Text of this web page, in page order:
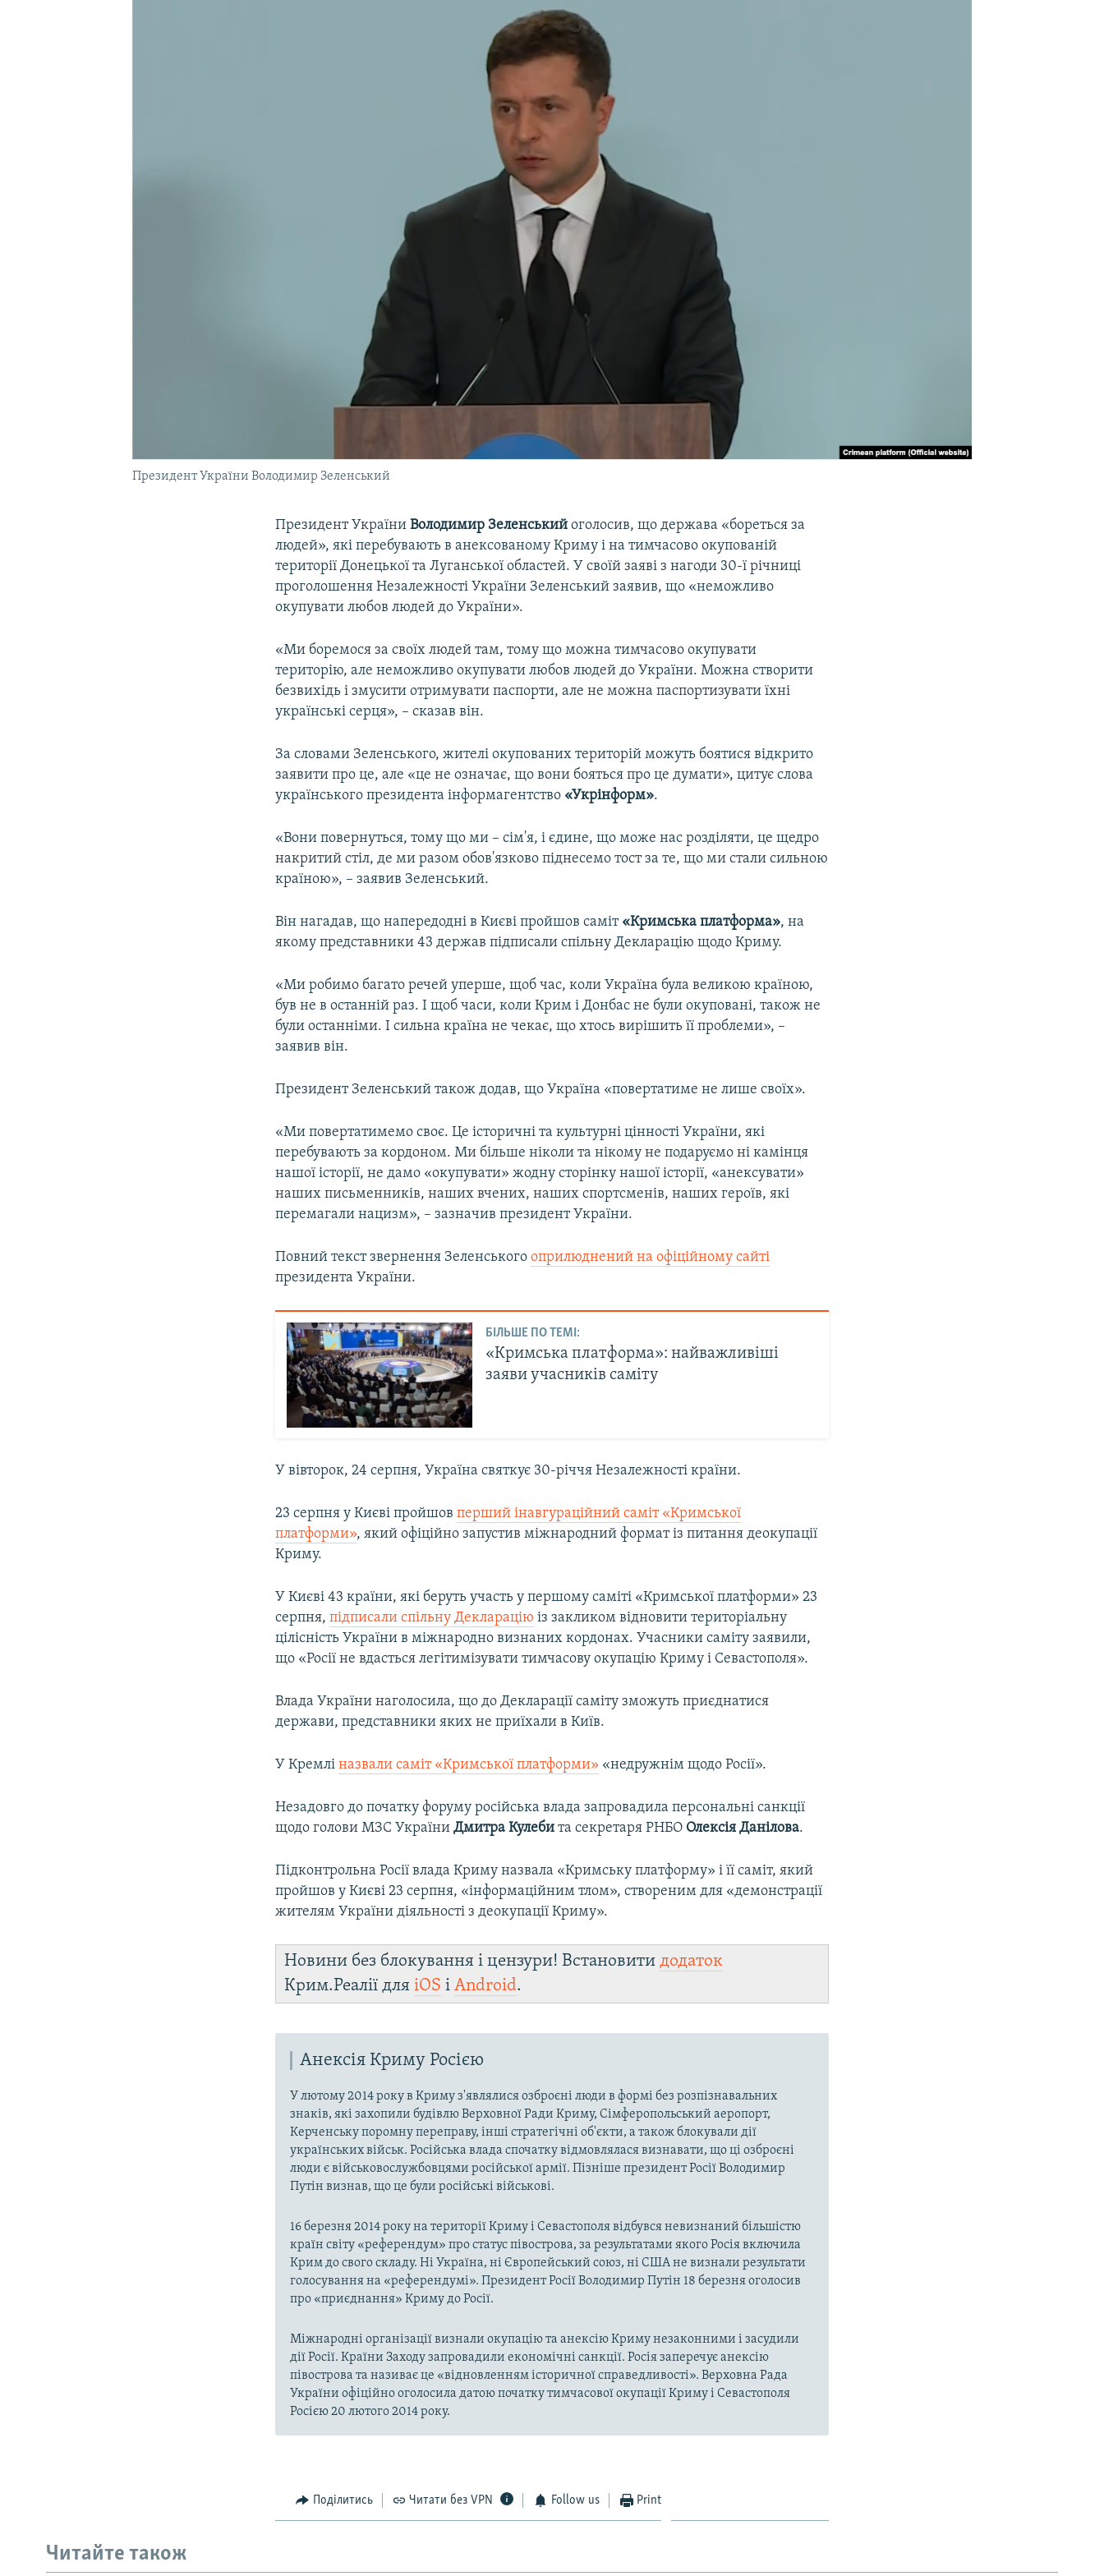
Президент України Володимир Зеленський
Президент УкраїниВолодимир Зеленський оголосив, що держава «бореться за
людей», які перебувають в анексованому Криму і на тимчасово окупованій
території Донецької та Луганської областей. У своїй заяві з нагоди 30-ї річниці
проголошення Незалежності України Зеленський заявив, що «неможливо
окупувати любов людей до України».
«Ми боремося за своїх людей там, тому що можна тимчасово окупувати
територію, але неможливо окупувати любов людей до України. Можна створити
безвихідь і змусити отримувати паспорти, але не можна паспортизувати їхні
українські серця», – сказав він.
За словами Зеленського, жителі окупованих територій можуть боятися відкрито
заявити про це, але «це не означає, що вони бояться про це думати», цитує слова
українського президента інформагентство «Укрінформ».
«Вони повернуться, тому що ми – сім'я, і єдине, що може нас розділяти, це щедро
накритий стіл, де ми разом обов'язково піднесемо тост за те, що ми стали сильною
країною», – заявив Зеленський.
Він нагадав, що напередодні в Києві пройшов саміт«Кримська платформа», на
якому представники 43 держав підписали спільну Декларацію щодо Криму.
«Ми робимо багато речей уперше, щоб час, коли Україна була великою країною,
був не в останній раз. І щоб часи, коли Крим і Донбас не були окуповані, також не
були останніми. І сильна країна не чекає, що хтось вирішить її проблеми», –
заявив він.
Президент Зеленський також додав, що Україна «повертатиме не лише своїх».
«Ми повертатимемо своє. Це історичні та культурні цінності України, які
перебувають за кордоном. Ми більше ніколи та нікому не подаруємо ні камінця
нашої історії, не дамо «окупувати» жодну сторінку нашої історії, «анексувати»
наших письменників, наших вчених, наших спортсменів, наших героїв, які
перемагали нацизм», – зазначив президент України.
Повний текст звернення Зеленськогооприлюднений на офіційному сайті
президента України.
БІЛЬШЕ ПО ТЕМІ:
«Кримська платформа»: найважливіші
заяви учасників саміту
У вівторок, 24 серпня, Україна святкує 30-річчя Незалежності країни.
23 серпня у Києві пройшовперший інавгураційний саміт «Кримської
платформи», який офіційно запустив міжнародний формат із питання деокупації
Криму.
У Києві 43 країни, які беруть участь у першому саміті «Кримської платформи» 23
серпня,підписали спільну Декларацію із закликом відновити територіальну
цілісність України в міжнародно визнаних кордонах. Учасники саміту заявили,
що «Росії не вдасться легітимізувати тимчасову окупацію Криму і Севастополя».
Влада України наголосила, що до Декларації саміту зможуть приєднатися
держави, представники яких не приїхали в Київ.
У Кремліназвали саміт «Кримської платформи» «недружнім щодо Росії».
Незадовго до початку форуму російська влада запровадила персональні санкції
щодо голови МЗС УкраїниДмитра Кулеби та секретаря РНБО Олексія Данілова.
Підконтрольна Росії влада Криму назвала «Кримську платформу» і її саміт, який
пройшов у Києві 23 серпня, «інформаційним тлом», створеним для «демонстрації
жителям України діяльності з деокупації Криму».
Новини без блокування і цензури! Встановитидодаток
Крим.Реалії дляiOS іAndroid.
Анексія Криму Росією
У лютому 2014 року в Криму з'являлися озброєні люди в формі без розпізнавальних
знаків, які захопили будівлю Верховної Ради Криму, Сімферопольський аеропорт,
Керченську поромну переправу, інші стратегічні об'єкти, а також блокували дії
українських військ. Російська влада спочатку відмовлялася визнавати, що ці озброєні
люди є військовослужбовцями російської армії. Пізніше президент Росії Володимир
Путін визнав, що це були російські військові.
16 березня 2014 року на території Криму і Севастополя відбувся невизнаний більшістю
країн світу «референдум» про статус півострова, за результатами якого Росія включила
Крим до свого складу. Ні Україна, ні Європейський союз, ні США не визнали результати
голосування на «референдумі». Президент Росії Володимир Путін 18 березня оголосив
про «приєднання» Криму до Росії.
Міжнародні організації визнали окупацію та анексію Криму незаконними і засудили
дії Росії. Країни Заходу запровадили економічні санкції. Росія заперечує анексію
півострова та називає це «відновленням історичної справедливості». Верховна Рада
України офіційно оголосила датою початку тимчасової окупації Криму і Севастополя
Росією 20 лютого 2014 року.
Поділитись Читати без VPN Follow us Print
Читайте також